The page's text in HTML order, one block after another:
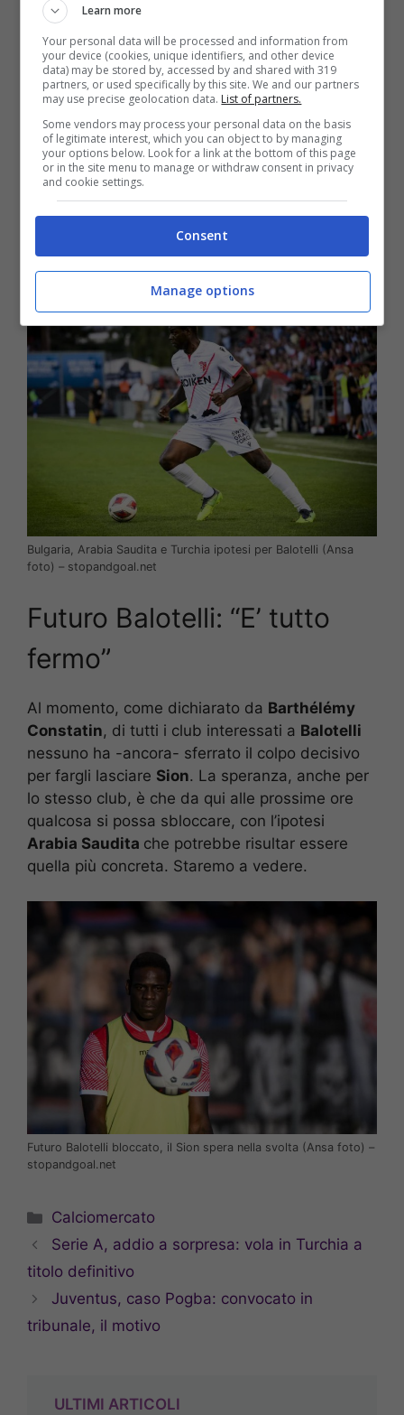
“Mario è in uscita, ed abbiamo avuto contatti
con club dellaBulgaria, dell’Arabia Sauditae
dellaTurchia. Per avere successo in una di
queste trattative c’è bisogno che giocatore, club
cedente, acquirente ed agenti siano tutti felici,
cosa che al momento non mi parrebbe essere
possibile. Vediamo cosa succederà”.
Bulgaria, Arabia Saudita e Turchia ipotesi per Balotelli (Ansa
foto) – stopandgoal.net
Futuro Balotelli: “E’ tutto
fermo”
Al momento, come dichiarato da Barthélémy
Constatin, di tutti i club interessati a Balotelli
nessuno ha -ancora- sferrato il colpo decisivo
per fargli lasciare Sion. La speranza, anche per
lo stesso club, è che da qui alle prossime ore
qualcosa si possa sbloccare, con l’ipotesi
Arabia Saudita che potrebbe risultar essere
quella più concreta. Staremo a vedere.
Futuro Balotelli bloccato, il Sion spera nella svolta (Ansa foto) –
stopandgoal.net
Categorie
Calciomercato
Serie A, addio a sorpresa: vola in Turchia a
titolo definitivo
Juventus, caso Pogba: convocato in
tribunale, il motivo
ULTIMI ARTICOLI
Learn more
Your personal data will be processed and information from
your device (cookies, unique identifiers, and other device
data) may be stored by, accessed by and shared with 319
partners, or used specifically by this site. We and our partners
may use precise geolocation data. List of partners.
Some vendors may process your personal data on the basis
of legitimate interest, which you can object to by managing
your options below. Look for a link at the bottom of this page
or in the site menu to manage or withdraw consent in privacy
and cookie settings.
Consent
Manage options